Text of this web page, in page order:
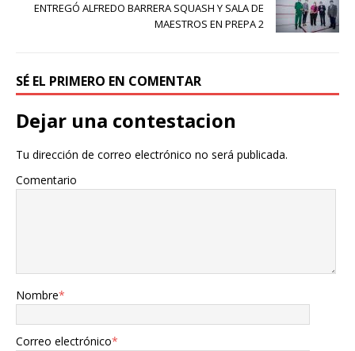
ENTREGÓ ALFREDO BARRERA SQUASH Y SALA DE
MAESTROS EN PREPA 2
SÉ EL PRIMERO EN COMENTAR
Dejar una contestacion
Tu dirección de correo electrónico no será publicada.
Comentario
Nombre*
Correo electrónico*